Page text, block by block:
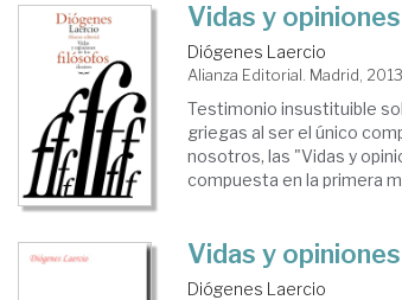
Vidas y
Diógenes Laercio
Alianza Editorial. Madrid, 2013
Testimonio insustituible
griegas al ser el único
nosotros, las "Vidas y
compuesta en la primera
Vidas y
Diógenes Laercio